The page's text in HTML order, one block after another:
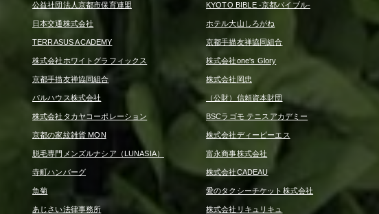
公益社団法人京都市保育連盟 KYOTO BIBLE -京都バイブル-
日本交通株式会社 ホテル大山しろがね
TERRASUS ACADEMY 京都手描友禅協同組合
株式会社ホワイトグラフィックス 株式会社one's Glory
京都手描友禅協同組合 株式会社岡忠
パルハウス株式会社 （公財）信頼資本財団
株式会社タカヤコーポレーション BSCラゴモ テニスアカデミー
京都の家紋雑貨 MON 株式会社ディーピーエス
脱毛専門メンズルナシア（LUNASIA） 富永商事株式会社
寺町ハンバーグ 株式会社CADEAU
魚菊 愛のタクシーチケット株式会社
あじさい法律事務所 株式会社リキュリキュ